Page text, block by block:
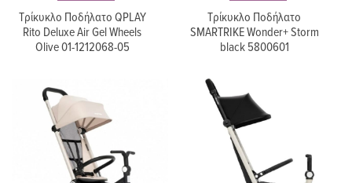
Τρίκυκλο Ποδήλατο QPLAY
Rito Deluxe Air Gel Wheels
Olive 01-1212068-05
Τρίκυκλο Ποδήλατο
SMARTRIKE Wonder+ Storm
black 5800601